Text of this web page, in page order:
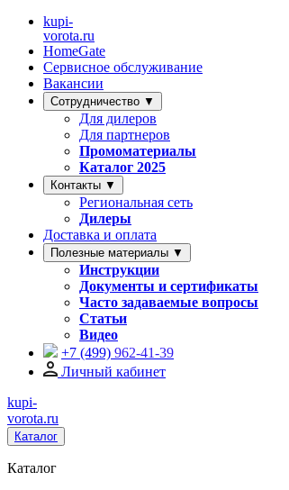
kupi-
vorota.ru
HomeGate
Сервисное обслуживание
Вакансии
Сотрудничество ▼
Для дилеров
Для партнеров
Промоматериалы
Каталог 2025
Контакты ▼
Региональная сеть
Дилеры
Доставка и оплата
Полезные материалы ▼
Инструкции
Документы и сертификаты
Часто задаваемые вопросы
Статьи
Видео
+7 (499) 962-41-39
Личный кабинет
kupi-
vorota.ru
Каталог
Каталог